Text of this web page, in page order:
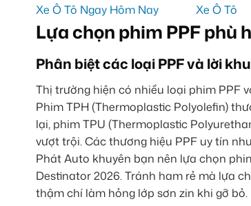
Lựa chọn phim PPF phù
Phân biệt các loại PPF và lời
Thị trường hiện có nhiều loại phim PPF
Phim TPH (Thermoplastic Polyolefin)
lại, phim TPU (Thermoplastic
vượt trội. Các thương hiệu PPF uy tín
Phát Auto khuyên bạn nên lựa chọn
Destinator 2026. Tránh ham rẻ mà lựa
thậm chí làm hỏng lớp sơn zin khi gỡ bỏ.